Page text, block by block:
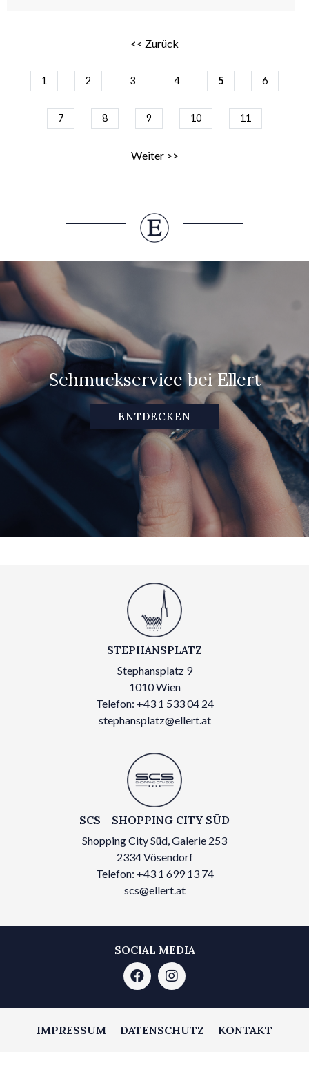
<< Zurück
1 2 3 4 5 6
7 8 9 10 11
Weiter >>
Schmuckservice bei Ellert
ENTDECKEN
STEPHANSPLATZ
Stephansplatz 9
1010 Wien
Telefon: +43 1 533 04 24
stephansplatz@ellert.at
SCS - SHOPPING CITY SÜD
Shopping City Süd, Galerie 253
2334 Vösendorf
Telefon: +43 1 699 13 74
scs@ellert.at
SOCIAL MEDIA
IMPRESSUM DATENSCHUTZ KONTAKT